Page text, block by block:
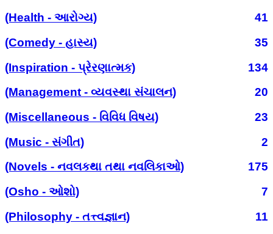
(Health - આરોગ્ય)
41
(Comedy - હાસ્ય)
35
(Inspiration - પ્રેરણાત્મક)
134
(Management - વ્યવસ્થા સંચાલન)
20
(Miscellaneous - વિવિધ વિષય)
23
(Music - સંગીત)
2
(Novels - નવલકથા તથા નવલિકાઓ)
175
(Osho - ઓશો)
7
(Philosophy - તત્ત્વજ્ઞાન)
11